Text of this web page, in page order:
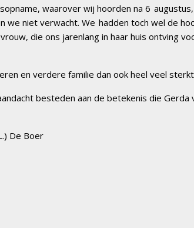
waarover wij hoorden na 6
we niet verwacht. We hadden toch wel de
die ons jarenlang in haar huis ontving
en verdere familie dan ook heel veel
besteden aan de betekenis die
De Boer